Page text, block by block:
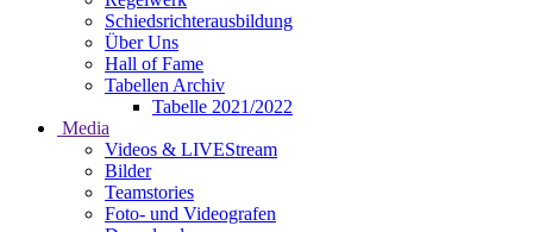
Schiedsrichterausbildung
Über Uns
Hall of Fame
Tabellen Archiv
Tabelle 2021/2022
Media
Videos & LIVEStream
Bilder
Teamstories
Foto- und Videografen